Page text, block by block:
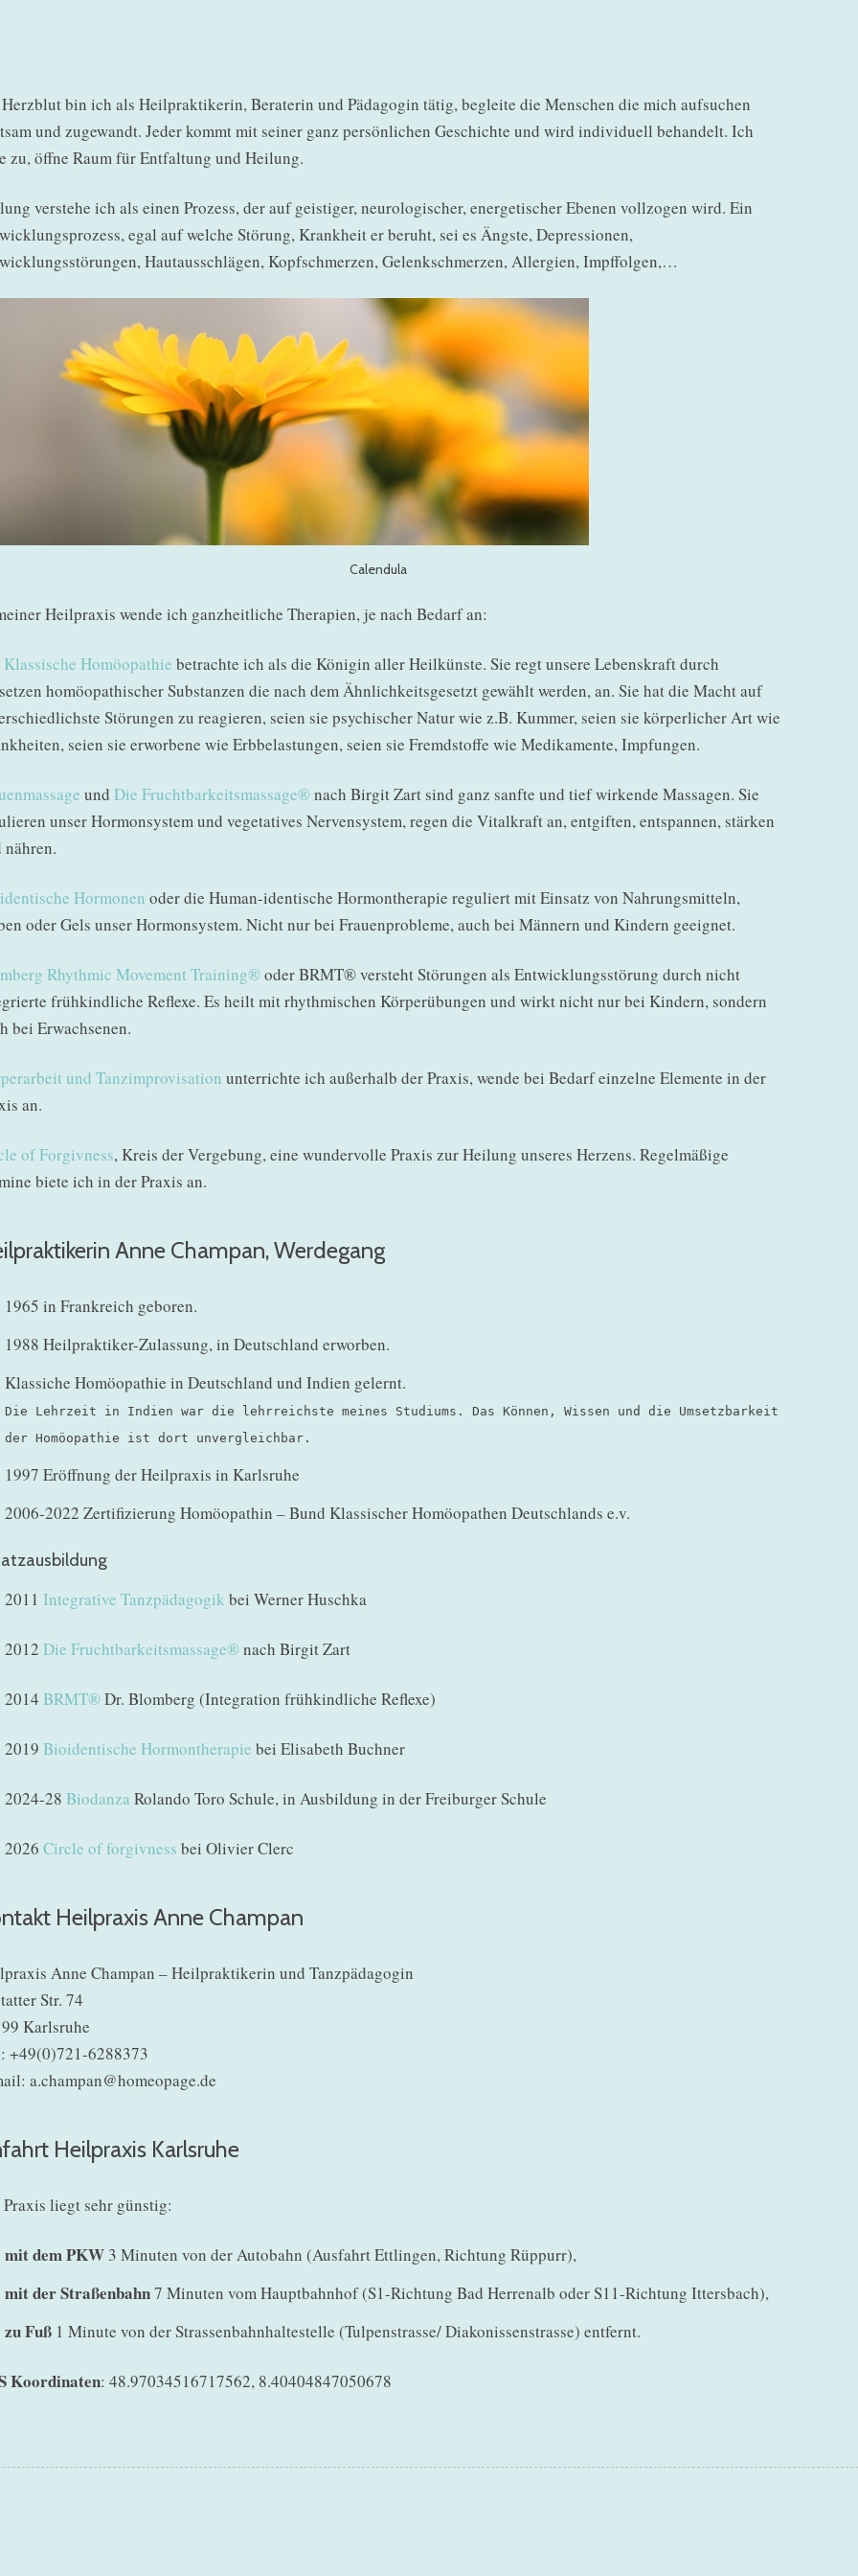
bin ich als Heilpraktikerin, Beraterin und Pädagogin tätig, begleite die Menschen die mich aufsuchen
und zugewandt. Jeder kommt mit seiner ganz persönlichen Geschichte und wird individuell behandelt. Ich
zu, öffne Raum für Entfaltung und Heilung.
verstehe ich als einen Prozess, der auf geistiger, neurologischer, energetischer Ebenen vollzogen wird. Ein
egal auf welche Störung, Krankheit er beruht, sei es Ängste, Depressionen,
Hautausschlägen, Kopfschmerzen, Gelenkschmerzen, Allergien, Impffolgen,…
Calendula
Heilpraxis wende ich ganzheitliche Therapien, je nach Bedarf an:
Klassische Homöopathie betrachte ich als die Königin aller Heilkünste. Sie regt unsere Lebenskraft durch
homöopathischer Substanzen die nach dem Ähnlichkeitsgesetzt gewählt werden, an. Sie hat die Macht auf
Störungen zu reagieren, seien sie psychischer Natur wie z.B. Kummer, seien sie körperlicher Art wie
seien sie erworbene wie Erbbelastungen, seien sie Fremdstoffe wie Medikamente, Impfungen.
und Die Fruchtbarkeitsmassage®nach Birgit Zart sind ganz sanfte und tief wirkende Massagen. Sie
unser Hormonsystem und vegetatives Nervensystem, regen die Vitalkraft an, entgiften, entspannen, stärken
nähren.
Hormonen oder die Human-identische Hormontherapie reguliert mit Einsatz von Nahrungsmitteln,
oder Gels unser Hormonsystem. Nicht nur bei Frauenprobleme, auch bei Männern und Kindern geeignet.
Rhythmic Movement Training®oder BRMT® versteht Störungen als Entwicklungsstörung durch nicht
frühkindliche Reflexe. Es heilt mit rhythmischen Körperübungen und wirkt nicht nur bei Kindern, sondern
bei Erwachsenen.
und Tanzimprovisation unterrichte ich außerhalb der Praxis, wende bei Bedarf einzelne Elemente in der
an.
of Forgivness, Kreis der Vergebung, eine wundervolle Praxis zur Heilung unseres Herzens. Regelmäßige
biete ich in der Praxis an.
Anne Champan, Werdegang
1965 in Frankreich geboren.
1988 Heilpraktiker-Zulassung, in Deutschland erworben.
Klassiche Homöopathie in Deutschland und Indien gelernt.
Die Lehrzeit in Indien war die lehrreichste meines Studiums. Das Können, Wissen und die Umsetzbarkeit
der Homöopathie ist dort unvergleichbar.
1997 Eröffnung der Heilpraxis in Karlsruhe
2006-2022 Zertifizierung Homöopathin – Bund Klassischer Homöopathen Deutschlands e.v.
2011 Integrative Tanzpädagogik bei Werner Huschka
2012 Die Fruchtbarkeitsmassage®nach Birgit Zart
2014 BRMT®Dr. Blomberg (Integration frühkindliche Reflexe)
2019 Bioidentische Hormontherapie bei Elisabeth Buchner
2024-28 Biodanza Rolando Toro Schule, in Ausbildung in der Freiburger Schule
2026 Circle of forgivness bei Olivier Clerc
Heilpraxis Anne Champan
Anne Champan – Heilpraktikerin und Tanzpädagogin
Str. 74
Karlsruhe
+49(0)721-6288373
a.champan@homeopage.de
Heilpraxis Karlsruhe
liegt sehr günstig:
mit dem PKW3 Minuten von der Autobahn (Ausfahrt Ettlingen, Richtung Rüppurr),
mit der Straßenbahn7 Minuten vom Hauptbahnhof (S1-Richtung Bad Herrenalb oder S11-Richtung Ittersbach),
zu Fuß1 Minute von der Strassenbahnhaltestelle (Tulpenstrasse/ Diakonissenstrasse) entfernt.
Koordinaten: 48.97034516717562, 8.40404847050678